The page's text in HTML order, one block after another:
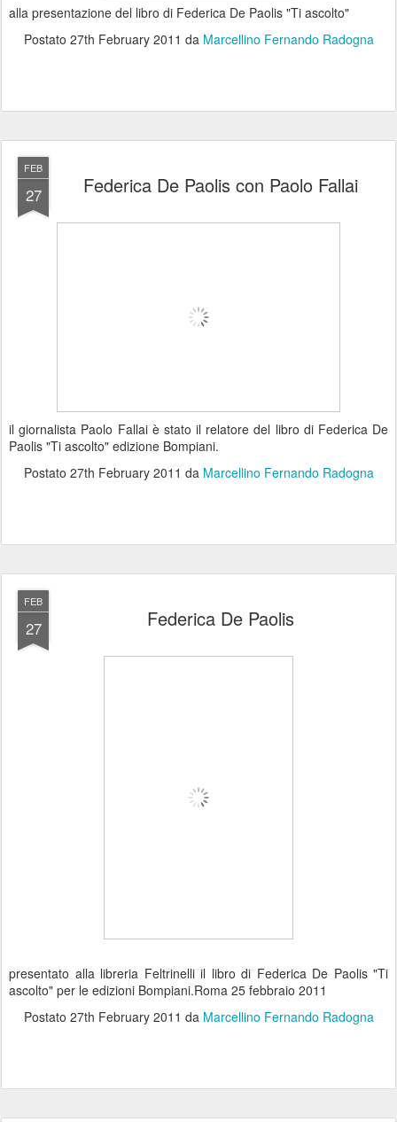
alla presentazione del libro di Federica De Paolis "Ti ascolto"
Postato 27th February 2011 da Marcellino Fernando Radogna
FEB
27 Federica De Paolis con Paolo Fallai
il giornalista Paolo Fallai è stato il relatore del libro di Federica De
Paolis "Ti ascolto" edizione Bompiani.
Postato 27th February 2011 da Marcellino Fernando Radogna
FEB
27 Federica De Paolis
presentato alla libreria Feltrinelli il libro di Federica De Paolis "Ti
ascolto" per le edizioni Bompiani.Roma 25 febbraio 2011
Postato 27th February 2011 da Marcellino Fernando Radogna